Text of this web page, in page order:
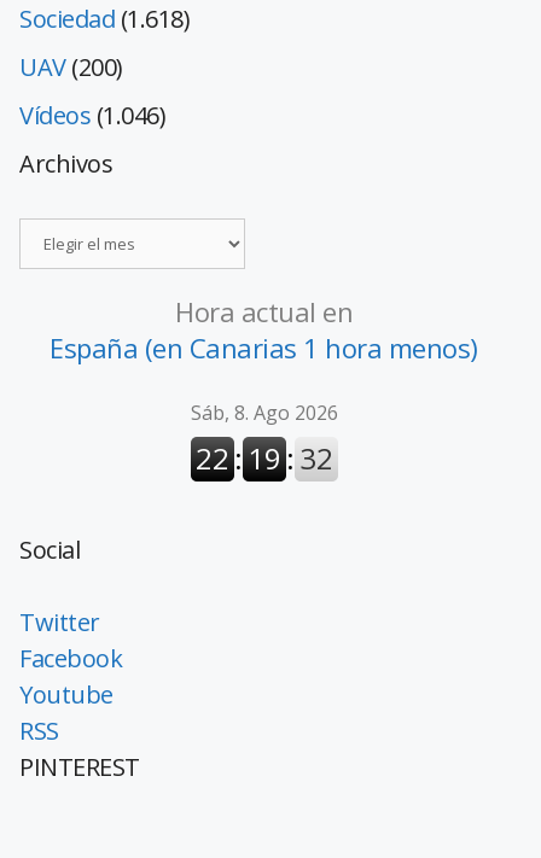
Sociedad (1.618)
UAV(200)
Vídeos (1.046)
Archivos
Hora actual en
España (en Canarias 1 hora menos)
Social
Twitter
Facebook
Youtube
RSS
PINTEREST